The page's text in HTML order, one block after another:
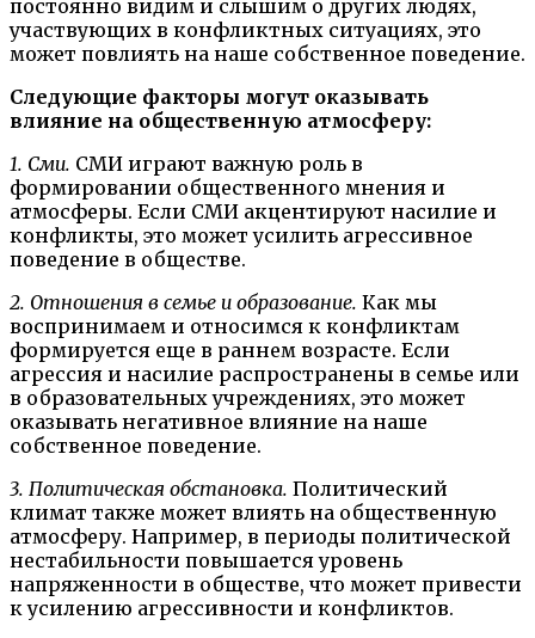
постоянно видим и слышим о других людях,
участвующих в конфликтных ситуациях, это
может повлиять на наше собственное поведение.
Следующие факторы могут оказывать
влияние на общественную атмосферу:
1. Сми. СМИ играют важную роль в
формировании общественного мнения и
атмосферы. Если СМИ акцентируют насилие и
конфликты, это может усилить агрессивное
поведение в обществе.
2. Отношения в семье и образование. Как мы
воспринимаем и относимся к конфликтам
формируется еще в раннем возрасте. Если
агрессия и насилие распространены в семье или
в образовательных учреждениях, это может
оказывать негативное влияние на наше
собственное поведение.
3. Политическая обстановка. Политический
климат также может влиять на общественную
атмосферу. Например, в периоды политической
нестабильности повышается уровень
напряженности в обществе, что может привести
к усилению агрессивности и конфликтов.